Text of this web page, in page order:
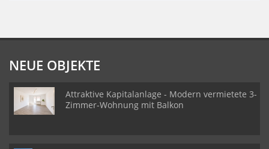
NEUE OBJEKTE
Attraktive Kapitalanlage - Modern vermietete 3-
Zimmer-Wohnung mit Balkon